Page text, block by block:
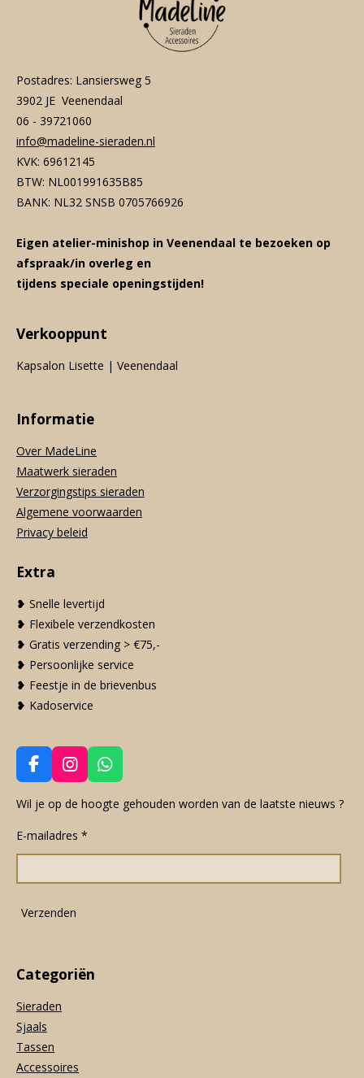
Postadres: Lansiersweg 5
3902 JE Veenendaal
06 - 39721060
info@madeline-sieraden.nl
KVK: 69612145
BTW: NL001991635B85
BANK: NL32 SNSB 0705766926
Eigen atelier-minishop in Veenendaal te bezoeken op
afspraak/in overleg en
tijdens speciale openingstijden!
Verkooppunt
Kapsalon Lisette | Veenendaal
Informatie
Over MadeLine
Maatwerk sieraden
Verzorgingstips sieraden
Algemene voorwaarden
Privacy beleid
Extra
❥ Snelle levertijd
❥ Flexibele verzendkosten
❥ Gratis verzending > €75,-
❥ Persoonlijke service
❥ Feestje in de brievenbus
❥ Kadoservice
F
a
c
b
o
k
I
n
s
a
g
a
m
W
h
a
A
p
Wil je op de hoogte gehouden worden van de laatste nieuws ?
E-mailadres *
Verzenden
Categoriën
Sieraden
Sjaals
Tassen
Accessoires